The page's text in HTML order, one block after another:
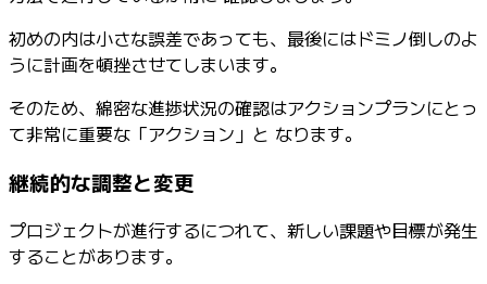
初めの内は小さな誤差であっても、最後にはドミノ倒しのよ
うに計画を頓挫させてしまいます。
そのため、綿密な進捗状況の確認はアクションプランにとっ
て非常に重要な「アクション」と なります。
継続的な調整と変更
プロジェクトが進行するにつれて、新しい課題や目標が発生
することがあります。